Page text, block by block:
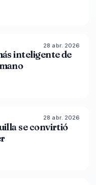
89% 49
28 abr. 2026
inteligente de
86% 86
28 abr. 2026
se convirtió